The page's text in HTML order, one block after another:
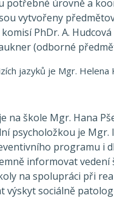
potřebné úrovně a
vytvořeny
PhDr. A.
(odborné
jazyků je Mgr. Helena
na škole Mgr. Hana
psycholožkou je
programu i
informovat
na spolupráci při
výskyt sociálně